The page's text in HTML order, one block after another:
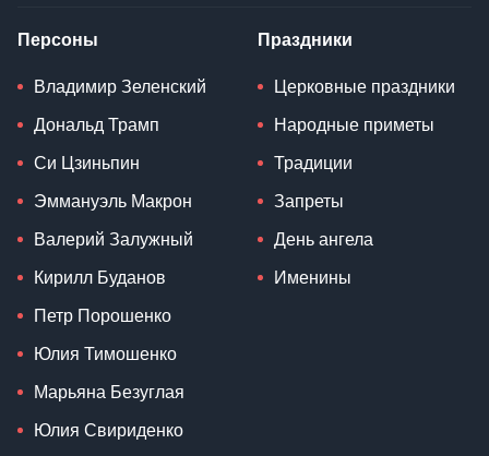
Персоны
Владимир Зеленский
Дональд Трамп
Си Цзиньпин
Эммануэль Макрон
Валерий Залужный
Кирилл Буданов
Петр Порошенко
Юлия Тимошенко
Марьяна Безуглая
Юлия Свириденко
Праздники
Церковные праздники
Народные приметы
Традиции
Запреты
День ангела
Именины